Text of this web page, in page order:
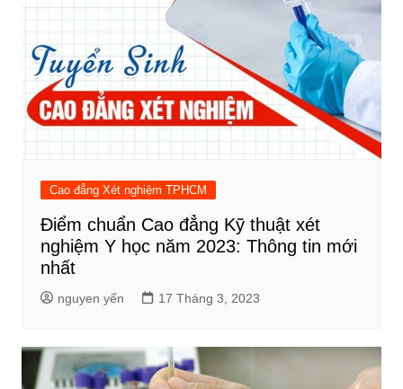
Cao đẳng Xét nghiệm TPHCM
Điểm chuẩn Cao đẳng Kỹ thuật xét
nghiệm Y học năm 2023: Thông tin mới
nhất
nguyen yến 17 Tháng 3, 2023